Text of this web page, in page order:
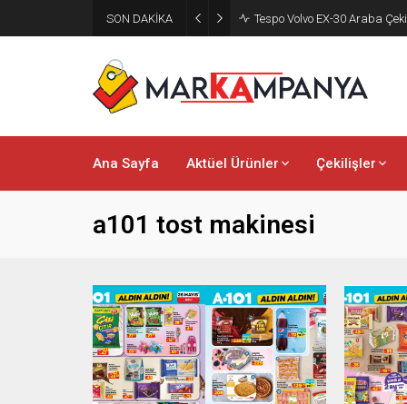
SON DAKİKA Tespo Volvo EX-30 Araba
Ana Sayfa Aktüel Ürünler Çekilişler
a101 tost makinesi